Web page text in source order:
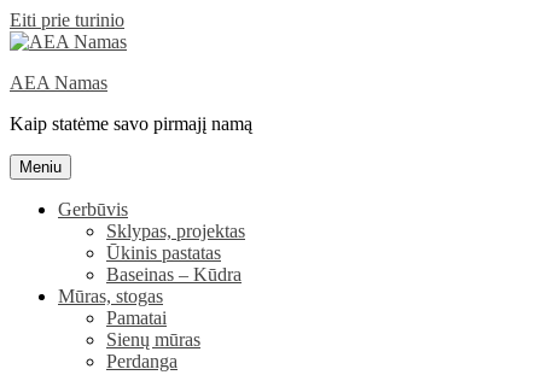
Eiti prie turinio
AEA Namas
Kaip statėme savo pirmajį namą
Meniu
Gerbūvis
Sklypas, projektas
Ūkinis pastatas
Baseinas – Kūdra
Mūras, stogas
Pamatai
Sienų mūras
Perdanga